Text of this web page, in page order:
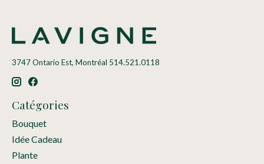
3747 Ontario Est, Montréal 514.521.0118
Catégories
Bouquet
Idée Cadeau
Plante